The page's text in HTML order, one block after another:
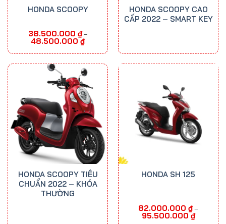
HONDA SCOOPY
38.500.000 ₫ –
48.500.000 ₫Khoảng
giá:
38.500.000 ₫
đến
48.500.000 ₫
HONDA SCOOPY CAO
CẤP 2022 – SMART KEY
HONDA SCOOPY TIÊU
CHUẨN 2022 – KHÓA
THƯỜNG
HONDA SH 125
82.000.000 ₫ –
95.500.000₫Khoảng
giá: